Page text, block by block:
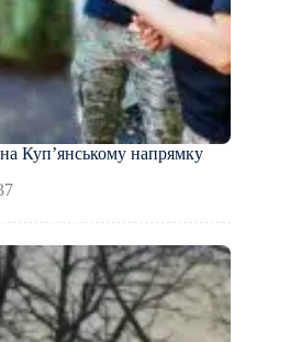
Купʼянському напрямку